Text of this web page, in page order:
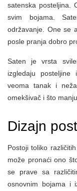
satenska posteljina.
svim bojama.
održavanje. One se
posle pranja dobro
Saten je vrsta
izgledaju
veoma tanak i
omekšivač i što
Dizajn
Postoji toliko
može pronaći ono
se prave sa
osnovnim bojama i